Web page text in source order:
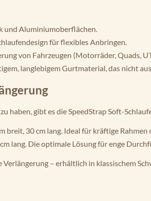
und Aluminiumoberflächen.
für flexibles Anbringen.
von Fahrzeugen (Motorräder, Quads,
langlebigem Gurtmaterial, das nicht
haben, gibt es die SpeedStrap Soft-
breit, 30 cm lang. Ideal für kräftige
lang. Die optimale Lösung für enge
– erhältlich in klassischem